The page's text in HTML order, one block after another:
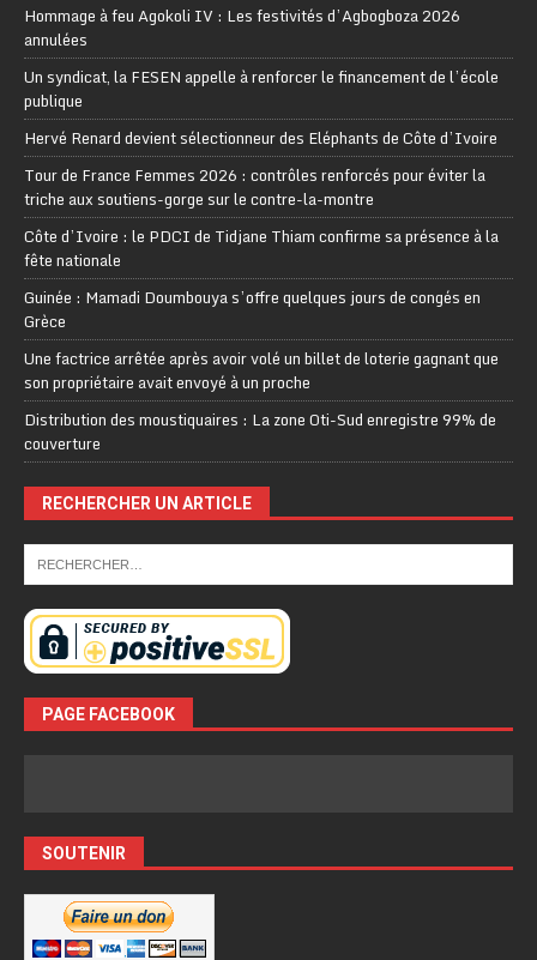
Hommage à feu Agokoli IV : Les festivités d’Agbogboza 2026
annulées
Un syndicat, la FESEN appelle à renforcer le financement de l’école
publique
Hervé Renard devient sélectionneur des Eléphants de Côte d’Ivoire
Tour de France Femmes 2026 : contrôles renforcés pour éviter la
triche aux soutiens-gorge sur le contre-la-montre
Côte d’Ivoire : le PDCI de Tidjane Thiam confirme sa présence à la
fête nationale
Guinée : Mamadi Doumbouya s’offre quelques jours de congés en
Grèce
Une factrice arrêtée après avoir volé un billet de loterie gagnant que
son propriétaire avait envoyé à un proche
Distribution des moustiquaires : La zone Oti-Sud enregistre 99% de
couverture
RECHERCHER UN ARTICLE
PAGE FACEBOOK
SOUTENIR